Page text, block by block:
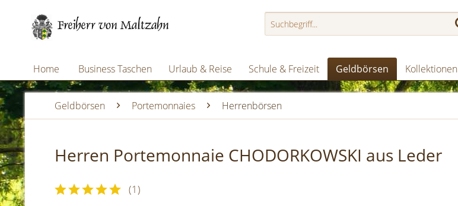
Home Business Taschen Urlaub & Reise Schule & Freizeit Geldbörsen Kollektionen
Geldbörsen Portemonnaies Herrenbörsen
Herren Portemonnaie CHODORKOWSKI aus Leder
(1)